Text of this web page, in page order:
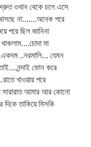
ওখান থেকে চলে এসে
না…….অনেক পরে
পরে ছিল জানিনা
মা
..নরমালি… যেমন
ফোন করে
খাওয়ার পরে
সারারাত আমার আর কোনো
তাকিয়ে মিসকি